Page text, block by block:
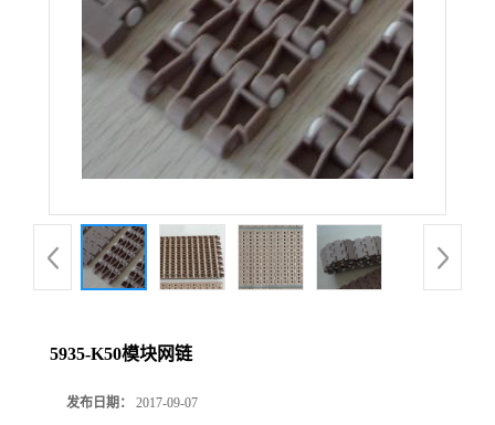
5935-K50模块网链
发布日期： 2017-09-07